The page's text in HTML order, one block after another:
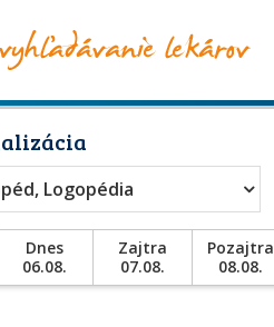
Logopédia
Dnes
06.08.
Zajtra
07.08.
Pozajtra
08.08.